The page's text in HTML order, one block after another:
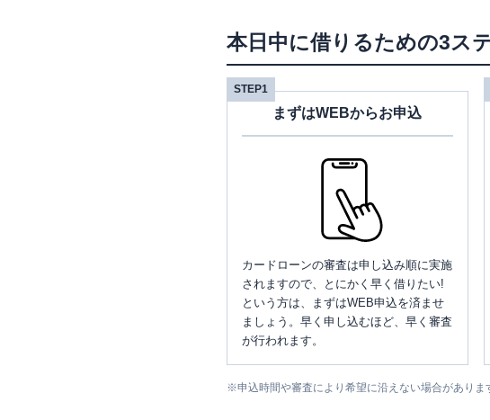
本日中に借りるための3ス
STEP1
まずはWEBからお申込
カードローンの審査は申し込み順に実施
されますので、とにかく早く借りたい!
という方は、まずはWEB申込を済ませ
ましょう。早く申し込むほど、早く審査
が行われます。
※申込時間や審査により希望に沿えない場合がありま